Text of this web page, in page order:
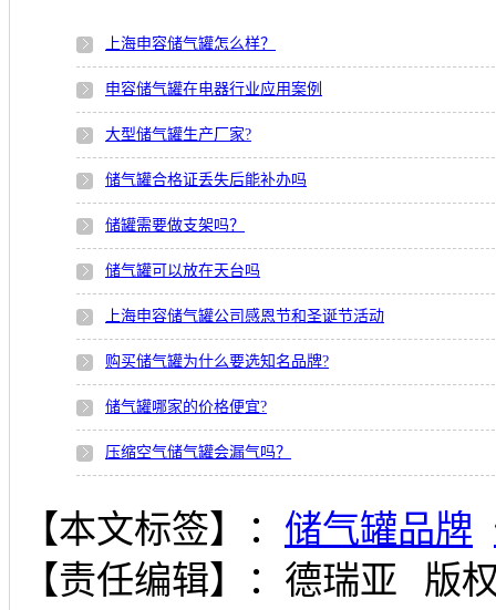
上海申容储气罐怎么样？
申容储气罐在电器行业应用案例
大型储气罐生产厂家?
储气罐合格证丢失后能补办吗
储罐需要做支架吗？
储气罐可以放在天台吗
上海申容储气罐公司感恩节和圣诞节活动
购买储气罐为什么要选知名品牌?
储气罐哪家的价格便宜?
压缩空气储气罐会漏气吗？
【本文标签】： 储气罐品牌
【责任编辑】： 德瑞亚
版